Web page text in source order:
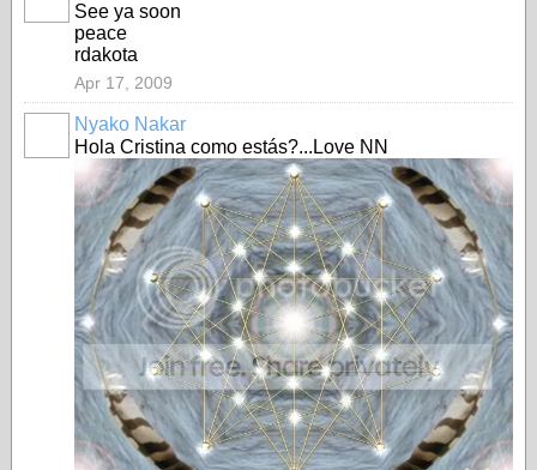
See ya soon
peace
rdakota
Apr 17, 2009
Nyako Nakar
Hola Cristina como estás?...Love NN